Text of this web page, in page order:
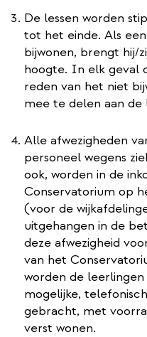
De lessen worden
tot het einde. Als
bijwonen, brengt hij/
hoogte. In elk geval
reden van het niet
mee te delen aan de
Alle afwezigheden
personeel wegens
ook, worden in de
Conservatorium op
(voor de
uitgehangen in de
deze afwezigheid
van het
worden de
mogelijke,
gebracht, met
verst wonen.